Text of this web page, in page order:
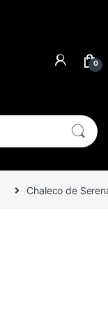
0
Chaleco de